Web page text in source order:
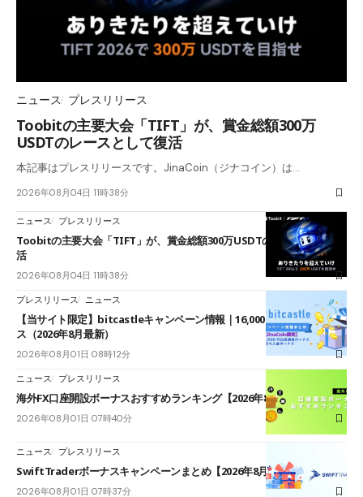
ニュース プレスリリース
Toobitの主要大会「TIFT」が、賞金総額300万
USDTのレースとして復活
本記事はプレスリリースです。JinaCoin（ジナコイン）は…
2026年08月04日 11時38分
ニュース プレスリリース
Toobitの主要大会「TIFT」が、賞金総額300万USDTのレースとして復
活
2026年08月04日 11時38分
プレスリリース ニュース
【当サイト限定】bitcastleキャンペーン情報｜16,000円口座開設ボーナ
ス（2026年8月最新）
2026年08月01日 08時12分
ニュース プレスリリース
海外FX口座開設ボーナスおすすめランキング【2026年8月最新】
2026年08月01日 07時40分
ニュース プレスリリース
SwiftTraderボーナスキャンペーンまとめ【2026年8月最新】
2026年08月01日 07時37分